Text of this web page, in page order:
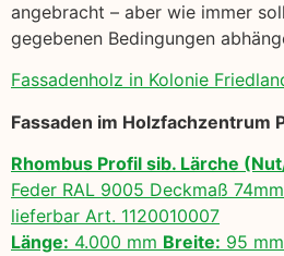
angebracht – aber wie immer
gegebenen Bedingungen
Fassadenholz in Kolonie
Fassaden im Holzfachzentrum
Rhombus Profil sib. Lärche
Feder RAL 9005 Deckmaß
lieferbar Art. 1120010007
Länge: 4.000 mm Breite: 95 mm